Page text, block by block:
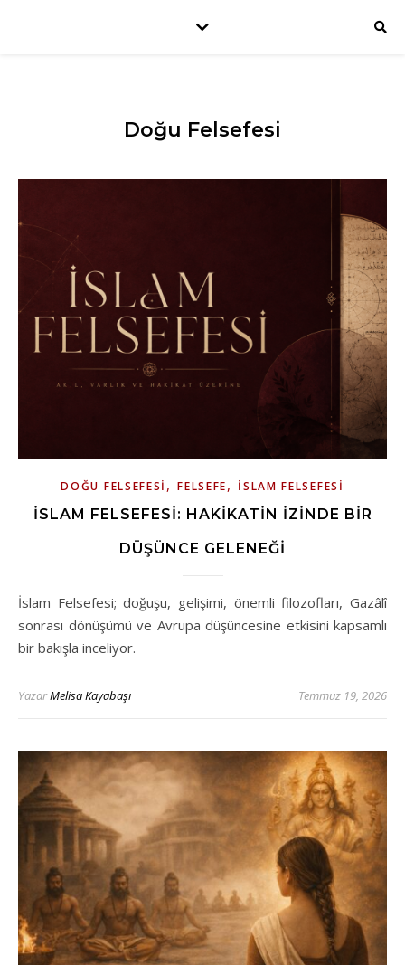
Doğu Felsefesi
DOĞU FELSEFESI ,FELSEFE, İSLAM FELSEFESI
İSLAM FELSEFESI: HAKIKATIN İZINDE BIR
DÜŞÜNCE GELENEĞI
İslam Felsefesi; doğuşu, gelişimi, önemli filozofları, Gazâlî
sonrası dönüşümü ve Avrupa düşüncesine etkisini kapsamlı
bir bakışla inceliyor.
YazarMelisa Kayabaşı Temmuz 19, 2026